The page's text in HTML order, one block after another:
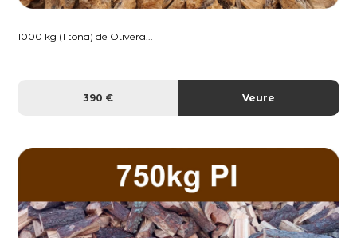
1000 kg (1 tona) de Olivera...
390 € Veure